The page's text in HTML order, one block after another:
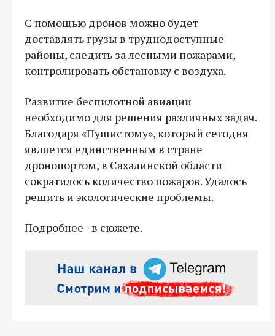
C помощью дронов можно будет
доставлять грузы в труднодоступные
районы, следить за лесными пожарами,
контролировать обстановку с воздуха.
Развитие беспилотной авиации
необходимо для решения различных задач.
Благодаря «Пушистому», который сегодня
является единственным в стране
дронопортом, в Сахалинской области
сократилось количество пожаров. Удалось
решить и экологические проблемы.
Подробнее - в сюжете.